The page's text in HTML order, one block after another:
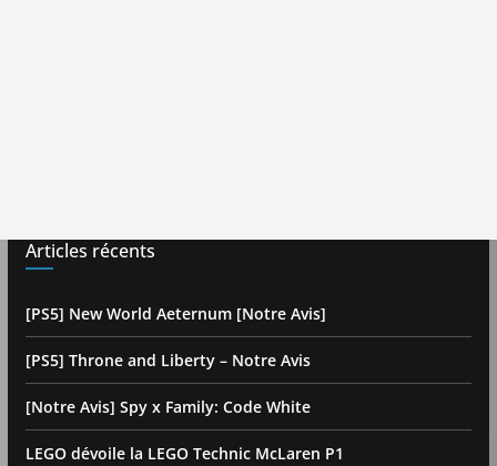
Articles récents
[PS5] New World Aeternum [Notre Avis]
[PS5] Throne and Liberty – Notre Avis
[Notre Avis] Spy x Family: Code White
LEGO dévoile la LEGO Technic McLaren P1